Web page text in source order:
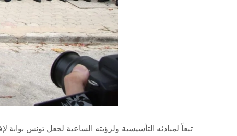
تبعاً لمبادئه التأسيسية ولرؤيته الساعية لجعل تونس